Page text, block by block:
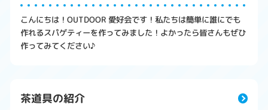
こんにちは！OUTDOOR 愛好会です！私たちは簡単に誰にでも
作れるスパゲティーを作ってみました！よかったら皆さんもぜひ
作ってみてください♪
茶道具の紹介